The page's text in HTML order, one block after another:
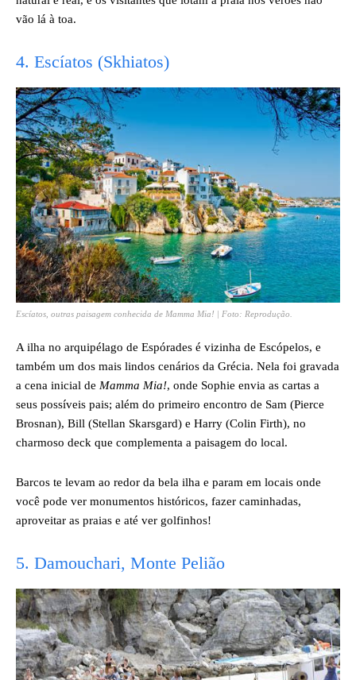
vão lá à toa.
4. Escíatos (Skhiatos)
Escíatos, outras paisagem conhecida de Mamma Mia! | Foto: Reprodução.
A ilha no arquipélago de Espórades é vizinha de Escópelos, e
também um dos mais lindos cenários da Grécia. Nela foi gravada
a cena inicial de Mamma Mia!, onde Sophie envia as cartas a
seus possíveis pais; além do primeiro encontro de Sam (Pierce
Brosnan), Bill (Stellan Skarsgard) e Harry (Colin Firth), no
charmoso deck que complementa a paisagem do local.
Barcos te levam ao redor da bela ilha e param em locais onde
você pode ver monumentos históricos, fazer caminhadas,
aproveitar as praias e até ver golfinhos!
5. Damouchari, Monte Pelião